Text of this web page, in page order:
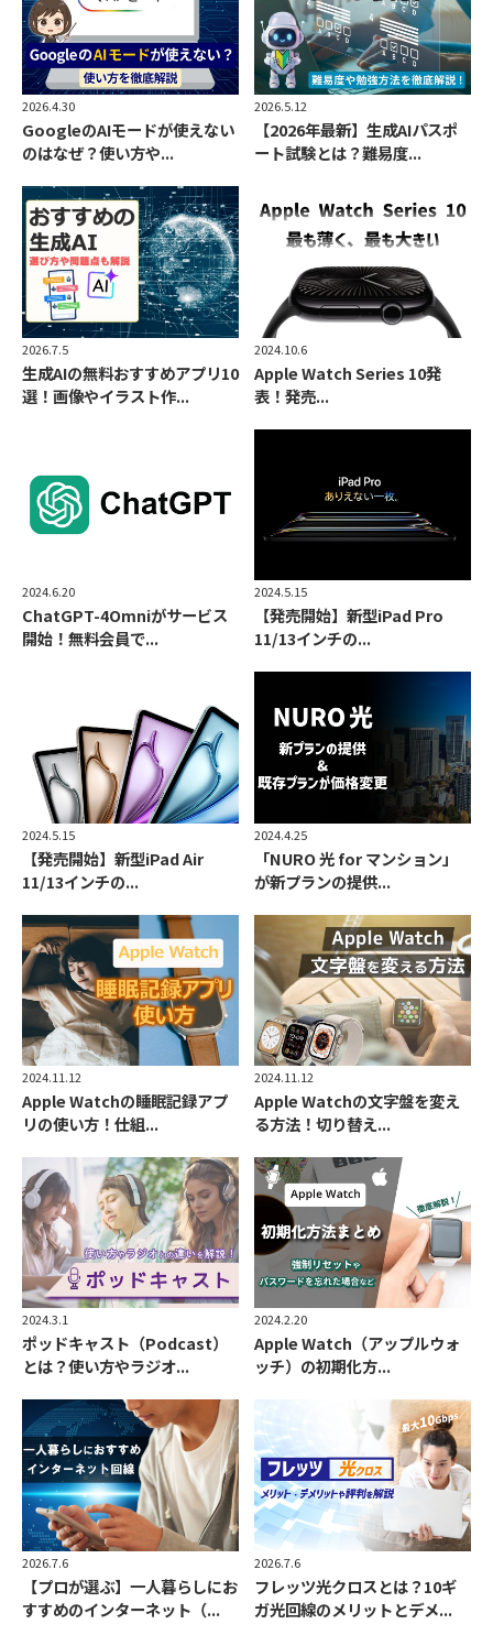
2026.4.30
GoogleのAIモードが使えない
のはなぜ？使い方や...
2026.5.12
【2026年最新】生成AIパスポ
ート試験とは？難易度...
2026.7.5
生成AIの無料おすすめアプリ10
選！画像やイラスト作...
2024.10.6
Apple Watch Series 10発
表！発売...
2024.6.20
ChatGPT-4Omniがサービス
開始！無料会員で...
2024.5.15
【発売開始】新型iPad Pro
11/13インチの...
2024.5.15
【発売開始】新型iPad Air
11/13インチの...
2024.4.25
「NURO 光 for マンション」
が新プランの提供...
2024.11.12
Apple Watchの睡眠記録アプ
リの使い方！仕組...
2024.11.12
Apple Watchの文字盤を変え
る方法！切り替え...
2024.3.1
ポッドキャスト（Podcast）
とは？使い方やラジオ...
2024.2.20
Apple Watch（アップルウォ
ッチ）の初期化方...
2026.7.6
【プロが選ぶ】一人暮らしにお
すすめのインターネット（...
2026.7.6
フレッツ光クロスとは？10ギ
ガ光回線のメリットとデメ...